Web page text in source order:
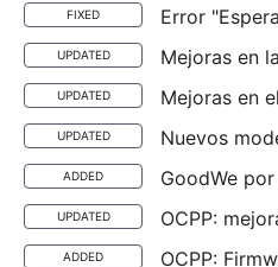
FIXED Error
UPDATED Mejoras en
UPDATED Mejoras en
UPDATED Nuevos
ADDED GoodWe
UPDATED OCPP:
ADDED OCPP: